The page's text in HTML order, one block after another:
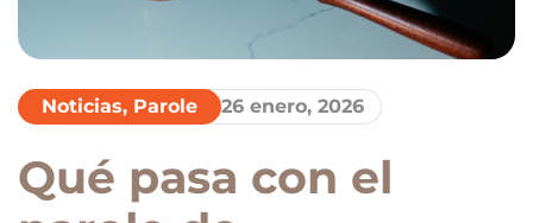
Noticias, Parole 26 enero, 2026
Qué pasa con el